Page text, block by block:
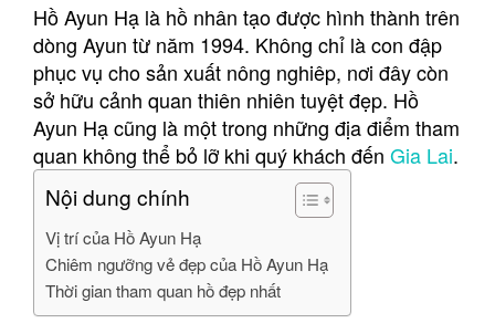
Hồ Ayun Hạ là hồ nhân tạo được hình thành trên
dòng Ayun từ năm 1994. Không chỉ là con đập
phục vụ cho sản xuất nông nghiêp, nơi đây còn
sở hữu cảnh quan thiên nhiên tuyệt đẹp. Hồ
Ayun Hạ cũng là một trong những địa điểm tham
quan không thể bỏ lỡ khi quý khách đến Gia Lai.
Nội dung chính
Vị trí của Hồ Ayun Hạ
Chiêm ngưỡng vẻ đẹp của Hồ Ayun Hạ
Thời gian tham quan hồ đẹp nhất